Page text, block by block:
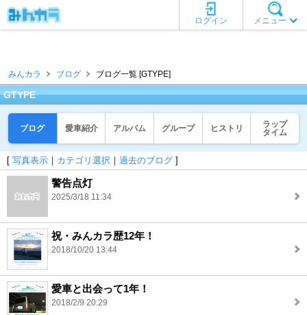
メニュー
ログイン
みんカラ ブログ ブログ一覧 [GTYPE]
GTYPE
ブログ 愛車紹介 アルバム グループ ヒストリ
ラップ
タイム
[ 写真表示 ｜ カテゴリ選択 ｜ 過去のブログ ]
警告点灯
2025/3/18 11:34
祝・みんカラ歴12年！
2018/10/20 13:44
愛車と出会って1年！
2018/2/9 20:29